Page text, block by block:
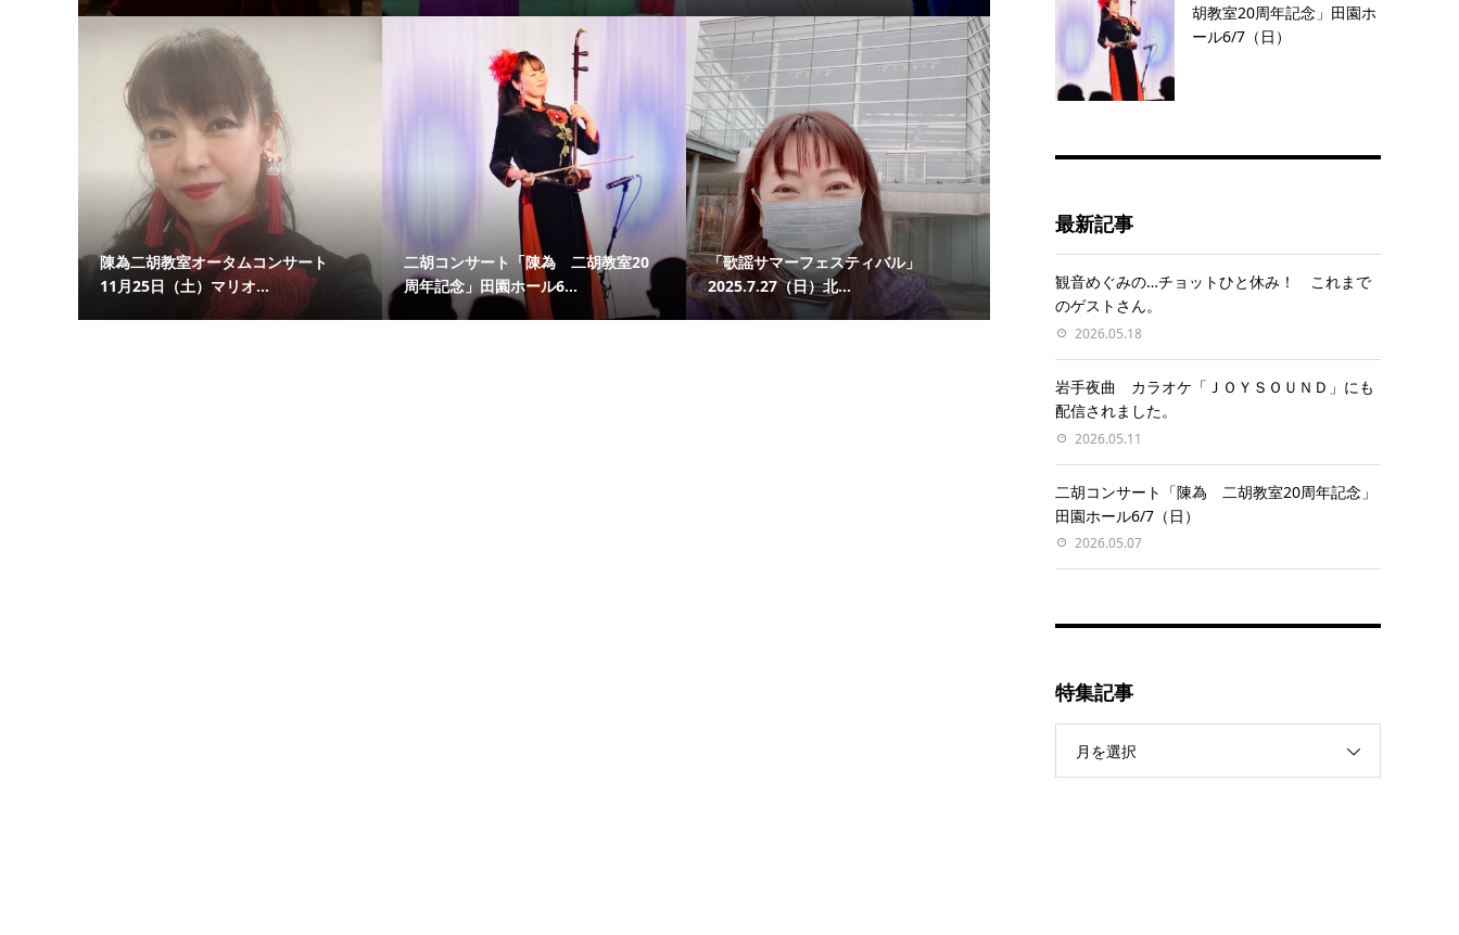
陳為二胡教室オータムコンサート
11月25日（土）マリオ...
二胡コンサート「陳為 二胡教室20
周年記念」田園ホール6...
「歌謡サマーフェスティバル」
2025.7.27（日）北...
胡教室20周年記念」田園ホ
ール6/7（日）
最新記事
観音めぐみの…チョットひと休み！ これまで
のゲストさん。
2026.05.18
岩手夜曲 カラオケ「ＪＯＹＳＯＵＮＤ」にも
配信されました。
2026.05.11
二胡コンサート「陳為 二胡教室20周年記念」
田園ホール6/7（日）
2026.05.07
特集記事
月を選択